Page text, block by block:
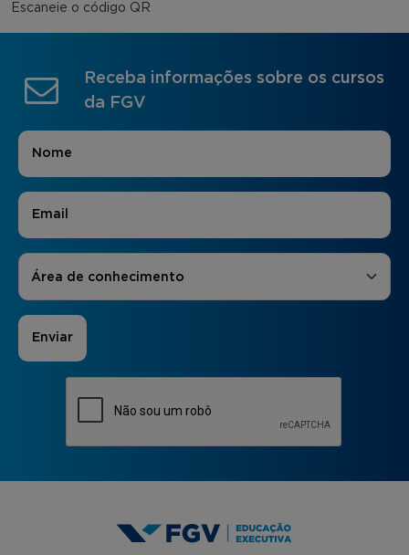
Escaneie o código QR
Receba informações sobre os cursos
da FGV
Nome
E-mail
Áreas de Interesse
Área de conhecimento